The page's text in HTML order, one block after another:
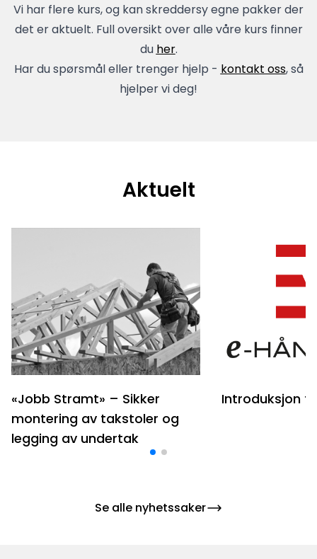
Vi har flere kurs, og kan skreddersy egne pakker der
det er aktuelt. Full oversikt over alle våre kurs finner
du her.
Har du spørsmål eller trenger hjelp - kontakt oss, så
hjelper vi deg!
Aktuelt
«Jobb Stramt» – Sikker
montering av takstoler og
legging av undertak
Introduksjon
Se alle nyhetssaker